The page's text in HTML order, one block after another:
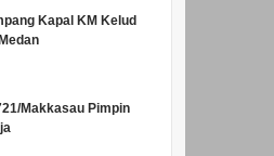
Kapal KM Kelud
Makkasau Pimpin